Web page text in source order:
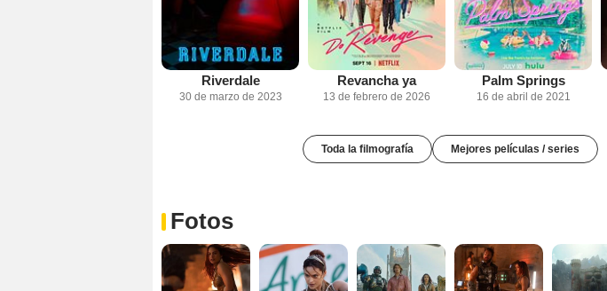
Riverdale
30 de marzo de 2023
Revancha ya
13 de febrero de 2026
Palm Springs
16 de abril de 2021
Toda la filmografía Mejores películas / series
Fotos